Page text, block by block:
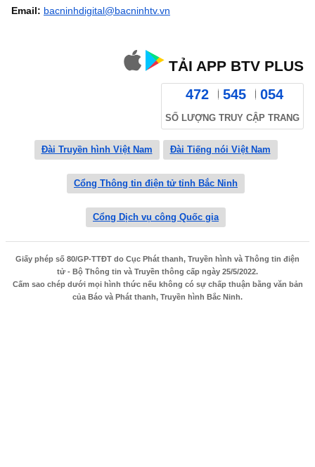
Email: bacninhdigital@bacninhtv.vn
TẢI APP BTV PLUS
472 545 054
SỐ LƯỢNG TRUY CẬP TRANG
Đài Truyền hình Việt Nam Đài Tiếng nói Việt Nam
Cổng Thông tin điện tử tỉnh Bắc Ninh
Cổng Dịch vụ công Quốc gia
Giấy phép số 80/GP-TTĐT do Cục Phát thanh, Truyền hình và Thông tin điện
tử - Bộ Thông tin và Truyền thông cấp ngày 25/5/2022.
Cấm sao chép dưới mọi hình thức nếu không có sự chấp thuận bằng văn bản
của Báo và Phát thanh, Truyền hình Bắc Ninh.